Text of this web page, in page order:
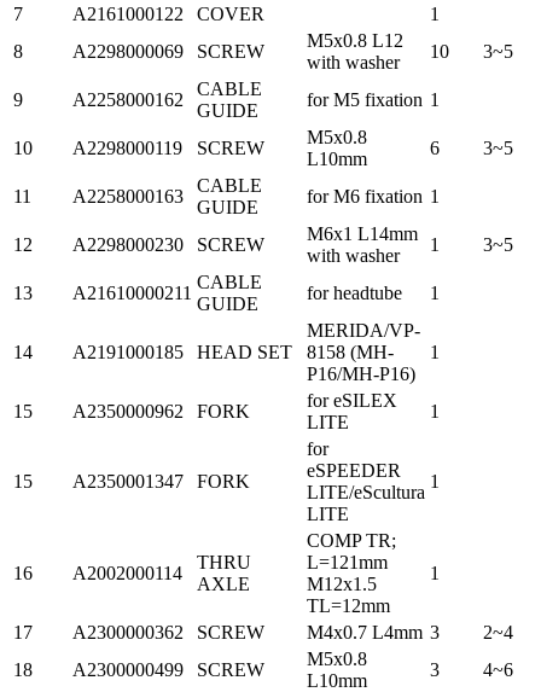
7 A2161000122 COVER
1
8
A2298000069 SCREW
M5x0.8 L12
with washer
10 3~5
9 A2258000162
CABLE
GUIDE
for M5 fixation 1
10 A2298000119 SCREW
M5x0.8
L10mm
6 3~5
11 A2258000163
CABLE
GUIDE
for M6 fixation 1
12 A2298000230 SCREW
M6x1 L14mm
with washer
1 3~5
13 A21610000211
CABLE
GUIDE
for headtube 1
14 A2191000185 HEAD SET
MERIDA/VP-
8158 (MH-
P16/MH-P16)
1
15 A2350000962 FORK
for eSILEX
LITE
1
15 A2350001347 FORK
for
eSPEEDER
LITE/eScultura
LITE
1
16 A2002000114
THRU
AXLE
COMP TR;
L=121mm
M12x1.5
TL=12mm
1
17 A2300000362 SCREW M4x0.7 L4mm 3
2~4
18
A2300000499 SCREW
M5x0.8
L10mm
3 4~6